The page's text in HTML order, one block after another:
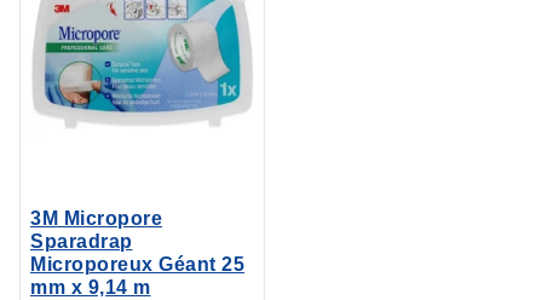
3M Micropore
Sparadrap
Microporeux Géant 25
mm x 9,14 m